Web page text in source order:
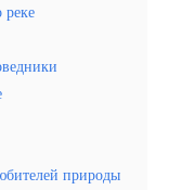
природы